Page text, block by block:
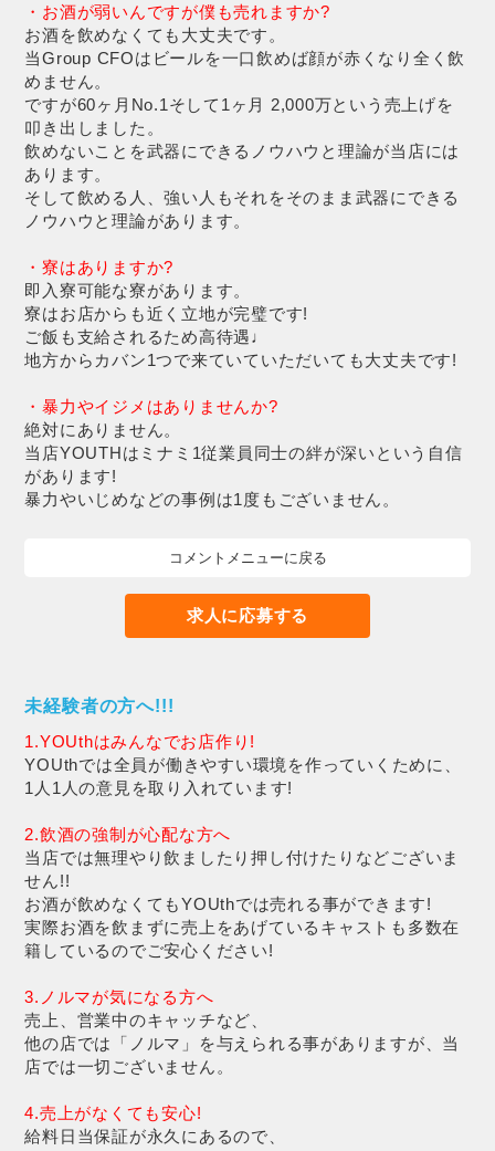
・お酒が弱いんですが僕も売れますか?
お酒を飲めなくても大丈夫です。
当Group CFOはビールを一口飲めば顔が赤くなり全く飲
めません。
ですが60ヶ月No.1そして1ヶ月 2,000万という売上げを
叩き出しました。
飲めないことを武器にできるノウハウと理論が当店には
あります。
そして飲める人、強い人もそれをそのまま武器にできる
ノウハウと理論があります。
・寮はありますか?
即入寮可能な寮があります。
寮はお店からも近く立地が完璧です!
ご飯も支給されるため高待遇♩
地方からカバン1つで来ていていただいても大丈夫です!
・暴力やイジメはありませんか?
絶対にありません。
当店YOUTHはミナミ1従業員同士の絆が深いという自信
があります!
暴力やいじめなどの事例は1度もございません。
コメントメニューに戻る
求人に応募する
未経験者の方へ!!!
1.YOUthはみんなでお店作り!
YOUthでは全員が働きやすい環境を作っていくために、
1人1人の意見を取り入れています!
2.飲酒の強制が心配な方へ
当店では無理やり飲ましたり押し付けたりなどございま
せん!!
お酒が飲めなくてもYOUthでは売れる事ができます!
実際お酒を飲まずに売上をあげているキャストも多数在
籍しているのでご安心ください!
3.ノルマが気になる方へ
売上、営業中のキャッチなど、
他の店では「ノルマ」を与えられる事がありますが、当
店では一切ございません。
4.売上がなくても安心!
給料日当保証が永久にあるので、